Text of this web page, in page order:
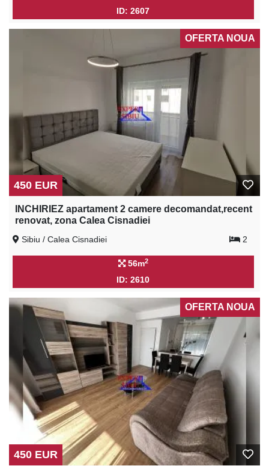
ID: 2607
OFERTA NOUA
450 EUR
INCHIRIEZ apartament 2 camere decomandat,recent
renovat, zona Calea Cisnadiei
Sibiu / Calea Cisnadiei 2
56m2
ID: 2610
OFERTA NOUA
450 EUR